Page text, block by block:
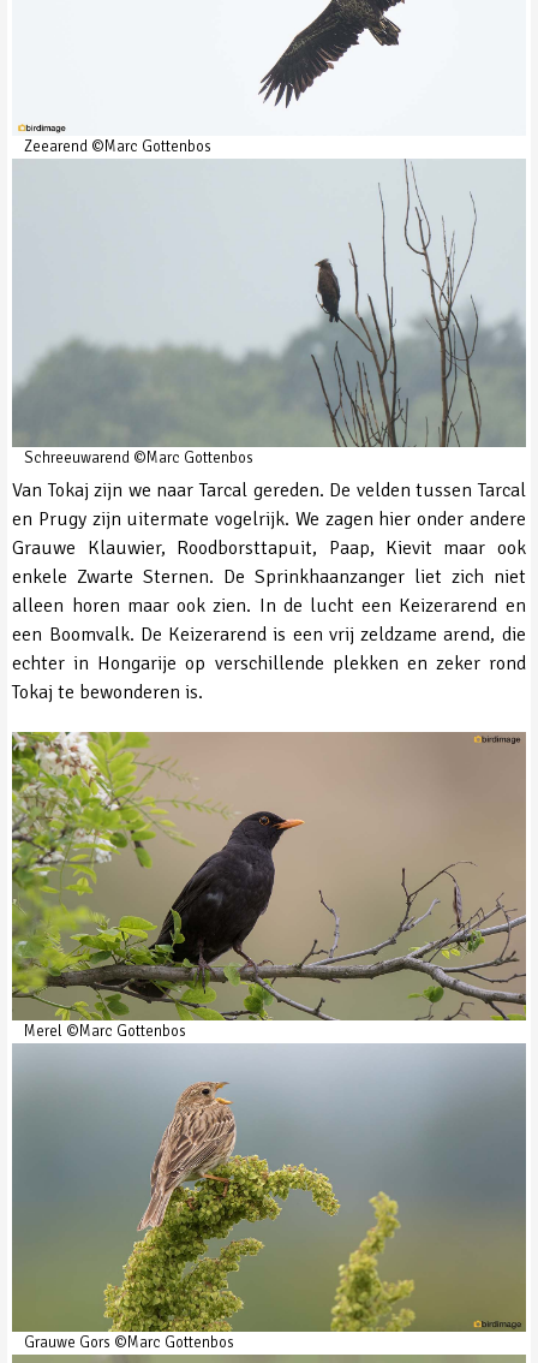
Zeearend ©Marc Gottenbos
Schreeuwarend ©Marc Gottenbos
Van Tokaj zijn we naar Tarcal gereden. De velden tussen Tarcal
en Prugy zijn uitermate vogelrijk. We zagen hier onder andere
Grauwe Klauwier, Roodborsttapuit, Paap, Kievit maar ook
enkele Zwarte Sternen. De Sprinkhaanzanger liet zich niet
alleen horen maar ook zien. In de lucht een Keizerarend en
een Boomvalk. De Keizerarend is een vrij zeldzame arend, die
echter in Hongarije op verschillende plekken en zeker rond
Tokaj te bewonderen is.
Merel ©Marc Gottenbos
Grauwe Gors ©Marc Gottenbos